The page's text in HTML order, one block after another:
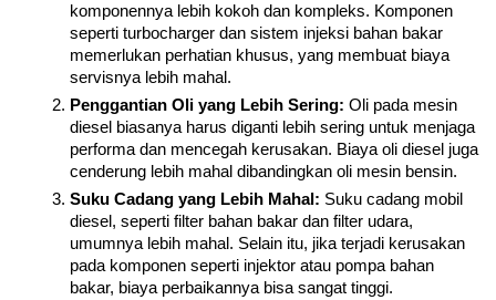
komponennya lebih kokoh dan kompleks. Komponen
seperti turbocharger dan sistem injeksi bahan bakar
memerlukan perhatian khusus, yang membuat biaya
servisnya lebih mahal.
Penggantian Oli yang Lebih Sering: Oli pada mesin
diesel biasanya harus diganti lebih sering untuk menjaga
performa dan mencegah kerusakan. Biaya oli diesel juga
cenderung lebih mahal dibandingkan oli mesin bensin.
Suku Cadang yang Lebih Mahal: Suku cadang mobil
diesel, seperti filter bahan bakar dan filter udara,
umumnya lebih mahal. Selain itu, jika terjadi kerusakan
pada komponen seperti injektor atau pompa bahan
bakar, biaya perbaikannya bisa sangat tinggi.